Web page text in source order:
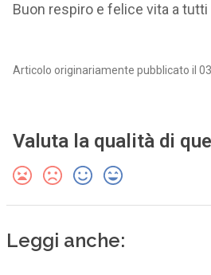
Buon respiro e felice vita a tutti
Articolo originariamente pubblicato il
Valuta la qualità di
Leggi anche: